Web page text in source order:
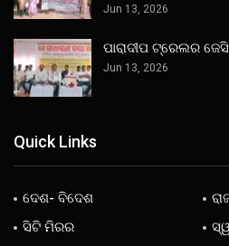
Jun 13, 2026
ପାରାଦୀପ ଟ୍ରେଲର
Jun 13, 2026
Quick Links
ଦେଶ- ବିଦେଶ
ସିଟି ମିରର